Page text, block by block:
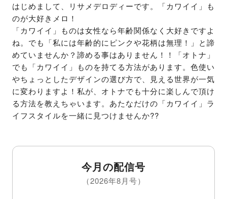
はじめまして、リサメデロディーです。「カワイイ」も
のが大好きメロ！
「カワイイ」ものは女性なら年齢関係なく大好きですよ
ね。でも「私には年齢的にピンクや花柄は無理！」と諦
めていませんか？諦める事はありません！！「オトナ」
でも「カワイイ」ものを持てる方法があります。色使い
やちょっとしたデザインの選び方で、見える世界が一気
に変わりますよ！私が、オトナでも十分に楽しんで頂け
る方法を教えちゃいます。あたなだけの「カワイイ」ラ
イフスタイルを一緒に見つけませんか??
今月の配信号
（2026年8月号）